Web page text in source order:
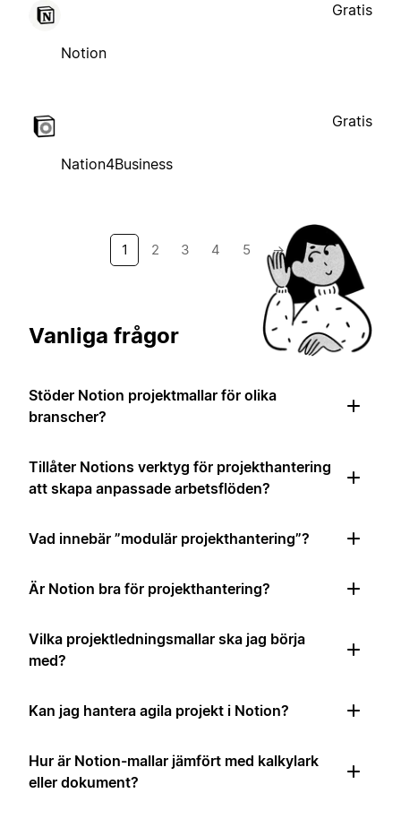
Notion
Gratis
Nation4Business
Gratis
1 2 3 4 5 →
Vanliga frågor
Stöder Notion projektmallar för olika
branscher?
Tillåter Notions verktyg för projekthantering
att skapa anpassade arbetsflöden?
Vad innebär ”modulär projekthantering”?
Är Notion bra för projekthantering?
Vilka projektledningsmallar ska jag börja
med?
Kan jag hantera agila projekt i Notion?
Hur är Notion-mallar jämfört med kalkylark
eller dokument?